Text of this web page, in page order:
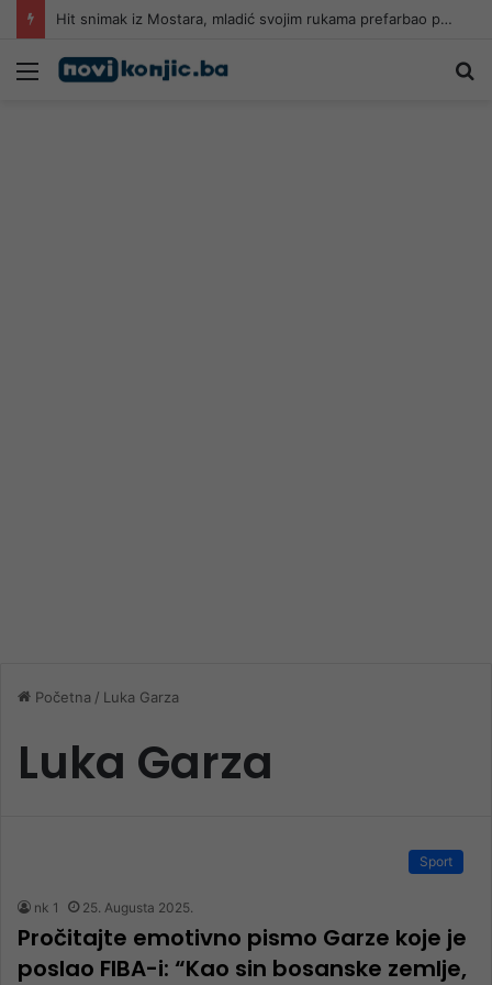
Hit snimak iz Mostara, mladić svojim rukama prefarbao pješački prelaz: “Kad neće grad, neko mora”
Meni
Početna / Luka Garza
Luka Garza
Sport
nk 1 25. Augusta 2025.
Pročitajte emotivno pismo Garze koje je
poslao FIBA-i: “Kao sin bosanske zemlje,